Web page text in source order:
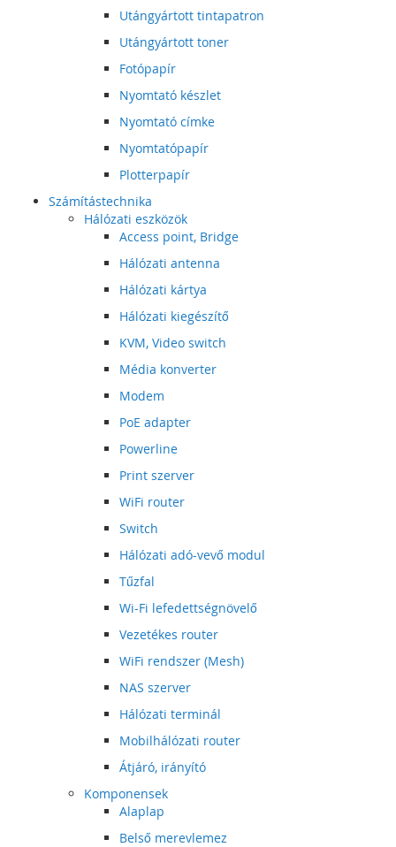
Utángyártott tintapatron
Utángyártott toner
Fotópapír
Nyomtató készlet
Nyomtató címke
Nyomtatópapír
Plotterpapír
Számítástechnika
Hálózati eszközök
Access point, Bridge
Hálózati antenna
Hálózati kártya
Hálózati kiegészítő
KVM, Video switch
Média konverter
Modem
PoE adapter
Powerline
Print szerver
WiFi router
Switch
Hálózati adó-vevő modul
Tűzfal
Wi-Fi lefedettségnövelő
Vezetékes router
WiFi rendszer (Mesh)
NAS szerver
Hálózati terminál
Mobilhálózati router
Átjáró, irányító
Komponensek
Alaplap
Belső merevlemez